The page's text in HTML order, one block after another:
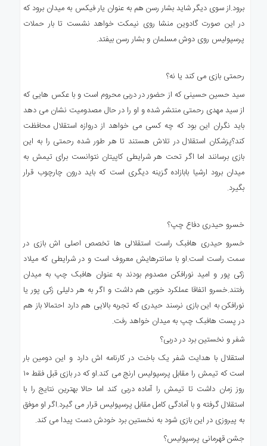
برود.از سوی دیگر شاید بشار رسن هم به عنوان یار فیکس به میدان برود که
در این صورت گادوین منشا روی نیمکت خواهد نشست تا بار حملات
پرسپولیس روی دوش مسلمان و بشار رسن بیفتد.
رحمتی بازی می کند یا نه؟
سید حسین حسینی که از حضور در دربی محروم است و با عکس هایی که
از سید مهدی رحمتی منتشر شده و او را در حال مصدومیت نشان می دهد
باید نگران این بود که چه کسی می خواهد از دروازه استقلال محافظت
کند؟پزشکان استقلال در تلاش هستند تا هر طور شده رحمتی را به این
بازی برسانند اما اگر تحت هر شرایطی کاپیتان نتوانست برای تیمش به
میدان برود ارشیا بابازاده گزینه دیگری است که باید درون چارچوب قرار
بگیرد.
خسرو حیدری دفاع چپ؟
خسرو حیدری هافبک راست استقلالی ها تخصص اصلی اش بازی در
سمت راست است.او با سانترهایش معروف است و در شرایطی که میلاد
زکی پور و امید نورافکن مصدوم بودند به عنوان هافبک چپ به میدان
رفتند.خسرو اتفاقا عملکرد خوبی هم داشت و اگر به هر دلیلی زکی پور یا
نورافکن به این بازی نرسند حیدری که تجربه بالایی هم دارد احتمالا باز هم
در پست هافبک چپ به میدان خواهد رفت.
شفر و نخستین برد در دربی؟
استقلال با هدایت شفر یک باخت در کارنامه اش دارد و این دومین بار
است که تیمش را مقابل پرسپولیس ارنج می کند.او که در بازی قبل فقط ۱۰
روز زمان داشت تا تیمش را آماده دربی کند اما حالا بهترین نتایج را با
استقلال گرفته و با آمادگی کامل مقابل پرسپولیس قرار می گیرد.اگر او موفق
به پیروزی در این بازی شود به نخستین برد خودش دست پیدا می کند.
جشن قهرمانی پرسپولیس؟